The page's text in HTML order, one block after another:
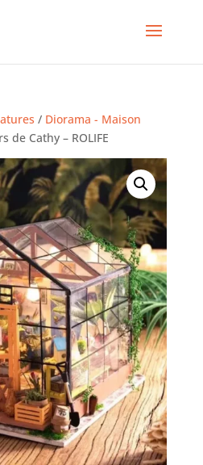
/ Diorama - Maison
de Cathy – ROLIFE